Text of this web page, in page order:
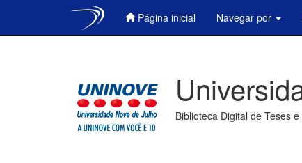
Página inicial Navegar por
Biblioteca Digital de Teses